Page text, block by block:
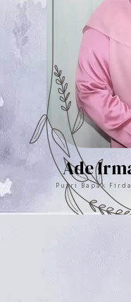
Ade
Putri Bapak